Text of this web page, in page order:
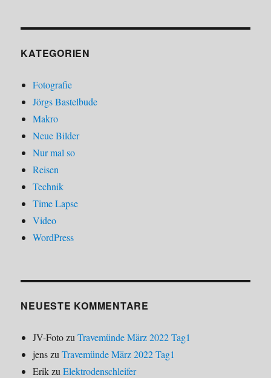
KATEGORIEN
Fotografie
Jörgs Bastelbude
Makro
Neue Bilder
Nur mal so
Reisen
Technik
Time Lapse
Video
WordPress
NEUESTE KOMMENTARE
JV-FotozuTravemünde März 2022 Tag1
jenszuTravemünde März 2022 Tag1
ErikzuElektrodenschleifer